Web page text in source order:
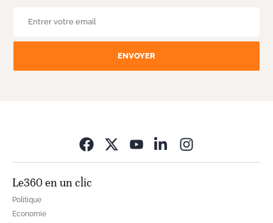
ENVOYER
Le360 en un clic
Politique
Economie